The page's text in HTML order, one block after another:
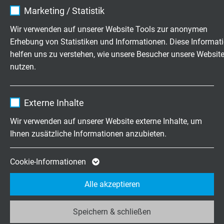
Laufzeit 1 Jahr
Marketing / Statistik
Wir verwenden auf unserer Website Tools zur anonymen
Erhebung von Statistiken und Informationen. Diese
helfen uns zu verstehen, wie unsere Besucher unsere Website
nutzen.
Laufzeit 2 Jahre
Zweck
Cookie von Google für Website-Analysen.
Erzeugt statistische Daten darüber, wie der
Besucher die Website nutzt.
_ga_JL6KH9WKZ9, Google Analytics
Externe Inhalte
Wir verwenden auf unserer Website externe Inhalte, um
Ihnen zusätzliche Informationen anzubieten.
Cookie-Informationen
Speichern & schließen
Alle akzeptieren
Änderung der
maximale
Änderung der
Reißdehnung
± 30 %
(min.
± 30 % ± 30%
Ölbeständige Leitungen von SAB
Bröckskes
Beschreibung
Ölbeständige Steuerleitung - TMPU
nach EN 50363-10-2, VDE 0207-363-